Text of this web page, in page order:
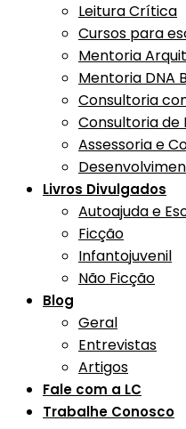
Leitura Crítica
Cursos para
Mentoria
Mentoria DNA
Consultoria
Consultoria de
Assessoria e
Livros Divulgados
Autoajuda e
Ficção
Infantojuvenil
Não Ficção
Blog
Geral
Entrevistas
Artigos
Fale com a LC
Trabalhe Conosco